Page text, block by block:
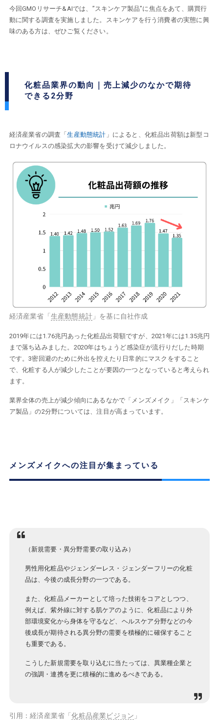
今回GMOリサーチ&AIでは、”スキンケア製品”に焦点をあて、購買行
動に関する調査を実施しました。スキンケアを行う消費者の実態に興
味のある方は、ぜひご覧ください。
化粧品業界の動向｜売上減少のなかで期待
できる2分野
経済産業省の調査「生産動態統計 」によると、化粧品出荷額は新型コ
ロナウイルスの感染拡大の影響を受けて減少しました。
経済産業省「 生産動態統計」を基に自社作成
2019年には1.76兆円あった化粧品出荷額ですが、2021年には1.35兆円
まで落ち込みました。2020年はちょうど感染症が流行りだした時期
です。3密回避のために外出を控えたり日常的にマスクをすること
で、化粧する人が減少したことが要因の一つとなっていると考えられ
ます。
業界全体の売上が減少傾向にあるなかで「メンズメイク」「スキンケ
ア製品」の2分野については、注目が高まっています。
メンズメイクへの注目が集まっている
（新規需要・異分野需要の取り込み）
男性用化粧品やジェンダーレス・ジェンダーフリーの化粧
品は、今後の成長分野の一つである。
また、化粧品メーカーとして培った技術をコアとしつつ、
例えば、紫外線に対する肌ケアのように、化粧品により外
部環境変化から身体を守るなど、ヘルスケア分野などの今
後成長が期待される異分野の需要を積極的に確保すること
も重要である。
こうした新規需要を取り込むに当たっては、異業種企業と
の強調・連携を更に積極的に進めるべきである。
引用：経済産業省「化粧品産業ビジョン 」